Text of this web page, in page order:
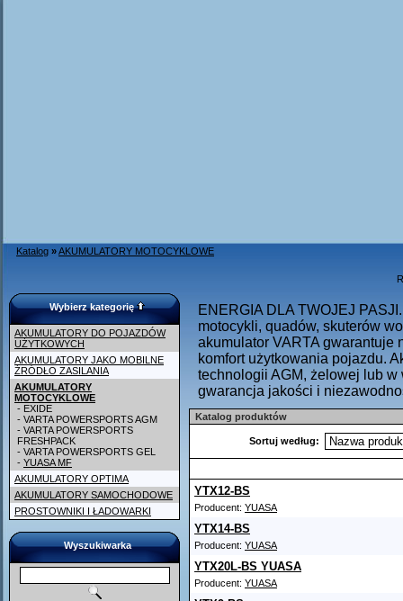
Katalog »AKUMULATORY MOTOCYKLOWE
Wybierz kategorię
AKUMULATORY DO POJAZDÓW
UŻYTKOWYCH
AKUMULATORY JAKO MOBILNE
ŹRÓDŁO ZASILANIA
AKUMULATORY
MOTOCYKLOWE
- EXIDE
- VARTA POWERSPORTS AGM
- VARTA POWERSPORTS
FRESHPACK
- VARTA POWERSPORTS GEL
- YUASA MF
AKUMULATORY OPTIMA
AKUMULATORY SAMOCHODOWE
PROSTOWNIKI I ŁADOWARKI
Wyszukiwarka
ENERGIA DLA TWOJEJ
motocykli, quadów, skuterów
akumulator VARTA gwarantuje
komfort użytkowania pojazdu.
technologii AGM, żelowej lub
gwarancja jakości i
Katalog produktów
Sortuj według:
YTX12-BS
Producent: YUASA
YTX14-BS
Producent: YUASA
YTX20L-BS YUASA
Producent: YUASA